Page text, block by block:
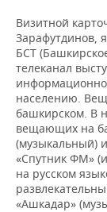
Визитной
Зарафутдинов,
БСТ
телеканал
населению.
башкирском. В
вещающих на
(музыкальный)
«Спутник ФМ»
на русском
«Ашкадар»